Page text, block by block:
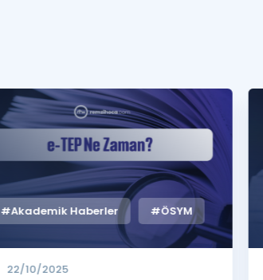
#Akademik Haberler #ÖSYM
22/10/2025